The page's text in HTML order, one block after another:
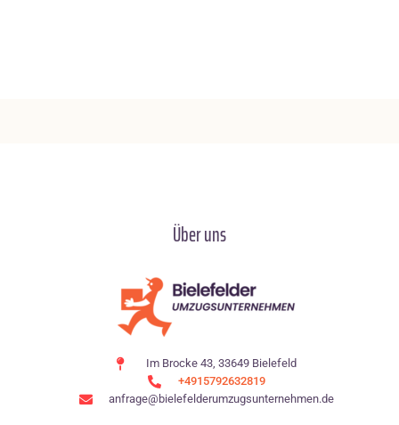
Über uns
Im Brocke 43, 33649 Bielefeld
+4915792632819
anfrage@bielefelderumzugsunternehmen.de